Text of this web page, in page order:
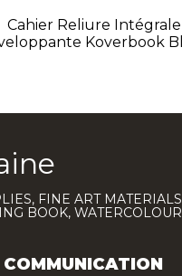
Cahier Reliure Intégrale
Koverbook
FINE ART
BOOK,
COMMUNICATION